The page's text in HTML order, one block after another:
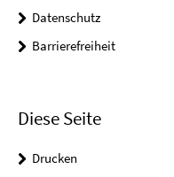
Datenschutz
Barrierefreiheit
Diese Seite
Drucken